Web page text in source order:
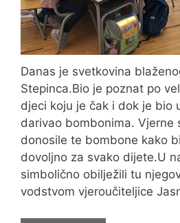
Danas je svetkovina
Stepinca.Bio je poznat po
djeci koju je čak i dok je bio
darivao bombonima. Vjerne
donosile te bombone kako
dovoljno za svako dijete.U
simbolično obilježili tu
vodstvom vjeroučiteljice